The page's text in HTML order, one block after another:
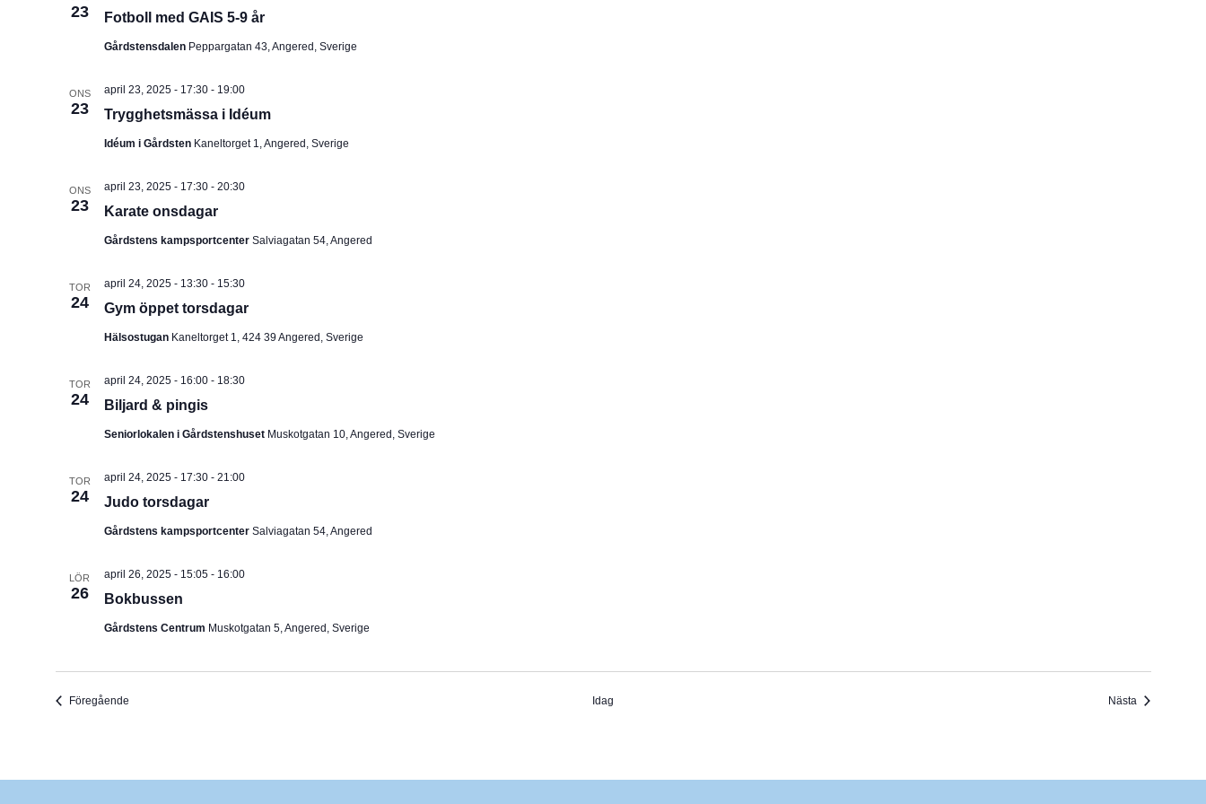
23 Fotboll med GAIS 5-9 år
Gårdstensdalen Peppargatan 43, Angered, Sverige
ONS
23 Trygghetsmässa i Idéum
april 23, 2025 - 17:30- 19:00
Idéum i Gårdsten Kaneltorget 1, Angered, Sverige
ONS
23 Karate onsdagar
april 23, 2025 - 17:30- 20:30
Gårdstens kampsportcenter Salviagatan 54, Angered
TOR
24 Gym öppet torsdagar
april 24, 2025 - 13:30- 15:30
Hälsostugan Kaneltorget 1, 424 39 Angered, Sverige
TOR
24 Biljard & pingis
april 24, 2025 - 16:00- 18:30
Seniorlokalen i Gårdstenshuset Muskotgatan 10, Angered, Sverige
TOR
24 Judo torsdagar
april 24, 2025 - 17:30- 21:00
Gårdstens kampsportcenter Salviagatan 54, Angered
LÖR
26 Bokbussen
april 26, 2025 - 15:05- 16:00
Gårdstens Centrum Muskotgatan 5, Angered, Sverige
FöregåendeEvenemang Idag Nästa Evenemang